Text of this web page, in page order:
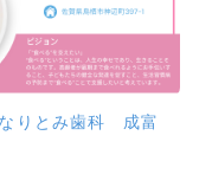
りとみ歯科 成富